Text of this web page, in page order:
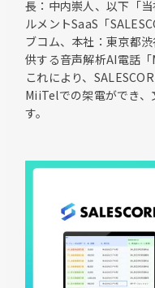
⻑：中内崇人、以下「
ルメントSaaS「
ブコム、本社：東京都
供する音声解析AI電話
これにより、
MiiTelでの架電ができ、
す。